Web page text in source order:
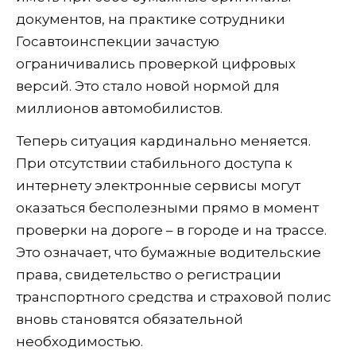
документов, на практике сотрудники
Госавтоинспекции зачастую
ограничивались проверкой цифровых
версий. Это стало новой нормой для
миллионов автомобилистов.
Теперь ситуация кардинально меняется.
При отсутствии стабильного доступа к
интернету электронные сервисы могут
оказаться бесполезными прямо в момент
проверки на дороге – в городе и на трассе.
Это означает, что бумажные водительские
права, свидетельство о регистрации
транспортного средства и страховой полис
вновь становятся обязательной
необходимостью.